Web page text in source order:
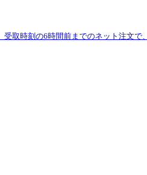
受取時刻の6時間前までのネット注文で